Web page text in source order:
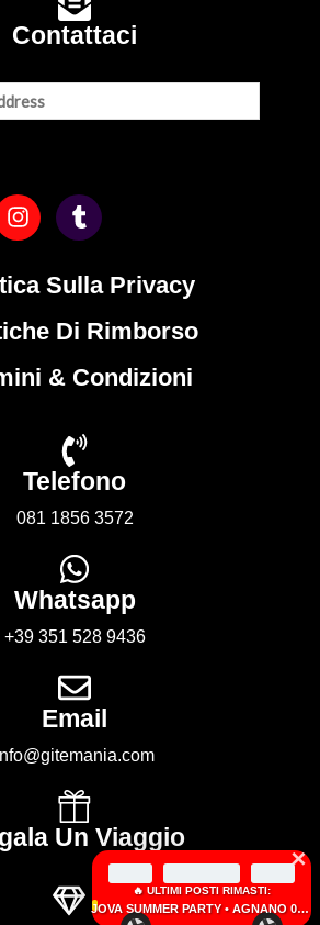
Contattaci
Sulla Privacy
Di Rimborso
& Condizioni
Telefono
081 1856 3572
Whatsapp
+39 351 528 9436
Email
Un Viaggio
×
🔥 ULTIMI POSTI RIMASTI:
JOVA SUMMER PARTY • AGNANO 05 SETTEMBRE 2026